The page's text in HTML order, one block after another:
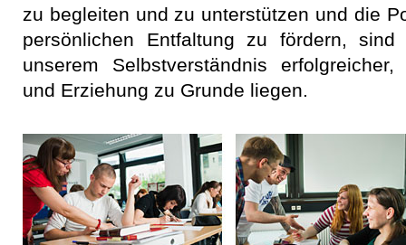
zu begleiten und zu unterstützen und die
persönlichen Entfaltung zu fördern,
unserem Selbstverständnis
und Erziehung zu Grunde liegen.